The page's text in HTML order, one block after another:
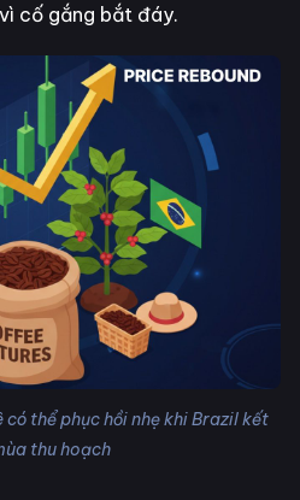
cố gắng bắt đáy.
thể phục hồi nhẹ khi Brazil kết
thu hoạch